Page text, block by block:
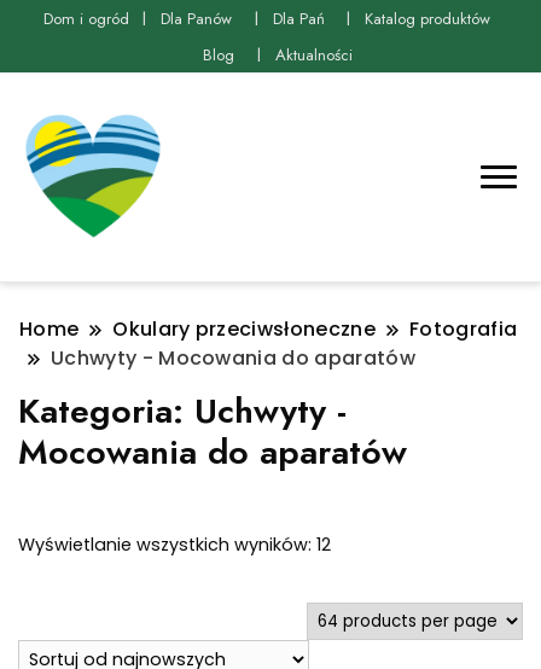
Dom i ogród Dla Panów Dla Pań
Katalog produktów
Blog
Aktualności
Home Okulary przeciwsłoneczne
Fotografia
Uchwyty - Mocowania do aparatów
Kategoria: Uchwyty -
Mocowania do aparatów
Wyświetlanie wszystkich wyników: 12Posortowane
najnowszych